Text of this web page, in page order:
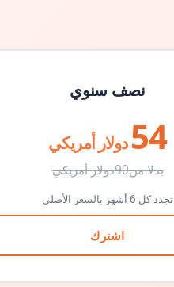
نصف سنوي
54 دولار أمريكي
بدلا من90دولار أمريكي
تجدد كل 6 أشهر بالسعر الأصلي
اشترك